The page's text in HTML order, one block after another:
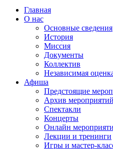
Главная
О нас
Основные сведения
История
Миссия
Документы
Коллектив
Независимая
Афиша
Предстоящие
Архив мероприятий
Спектакли
Концерты
Онлайн
Лекции и тренинги
Игры и мастер-